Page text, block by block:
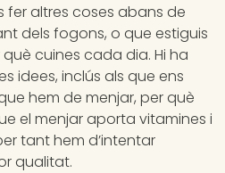
fer altres coses abans de
dels fogons, o que estiguis
cuines cada dia. Hi ha
idees, inclús als que ens
hem de menjar, per què
el menjar aporta vitamines i
tant hem d’intentar
qualitat.